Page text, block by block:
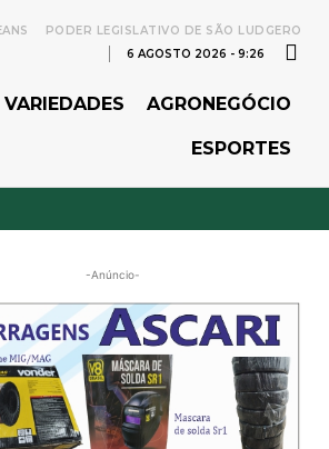
PODER LEGISLATIVO DE SÃO LUDGERO
6 AGOSTO 2026 - 9:26
VARIEDADES AGRONEGÓCIO
ESPORTES
-Anúncio-